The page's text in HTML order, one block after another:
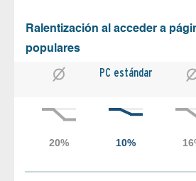
Ralentización al acceder a
populares
PC estándar